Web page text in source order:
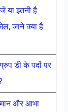
या इतनी है
जाने क्या है
डी के पदों पर
और आभा